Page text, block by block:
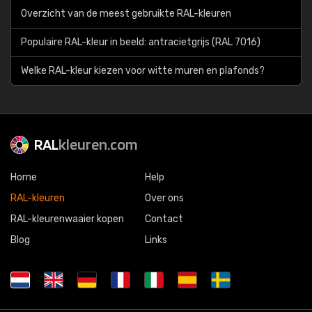
Overzicht van de meest gebruikte RAL-kleuren
Populaire RAL-kleur in beeld: antracietgrijs (RAL 7016)
Welke RAL-kleur kiezen voor witte muren en plafonds?
RALkleuren.com
Home
RAL-kleuren
RAL-kleurenwaaier kopen
Blog
Help
Over ons
Contact
Links